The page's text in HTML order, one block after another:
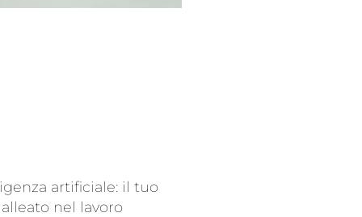
artificiale: il tuo
nel lavoro